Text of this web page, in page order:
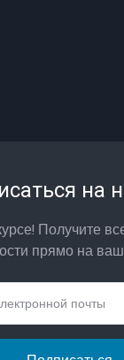
на
Получите
прямо на ваш